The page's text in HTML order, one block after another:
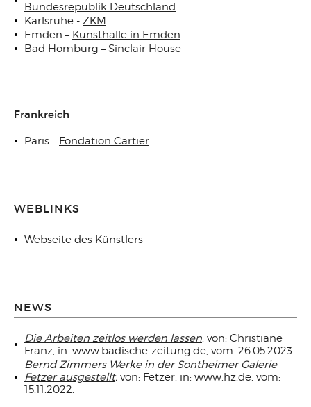
Bundesrepublik Deutschland
Karlsruhe - ZKM
Emden – Kunsthalle in Emden
Bad Homburg – Sinclair House
Frankreich
Paris – Fondation Cartier
WEBLINKS
Webseite des Künstlers
NEWS
Die Arbeiten zeitlos werden lassen, von: Christiane
Franz, in: www.badische-zeitung.de, vom: 26.05.2023.
Bernd Zimmers Werke in der Sontheimer Galerie
Fetzer ausgestellt, von: Fetzer, in: www.hz.de, vom:
15.11.2022.